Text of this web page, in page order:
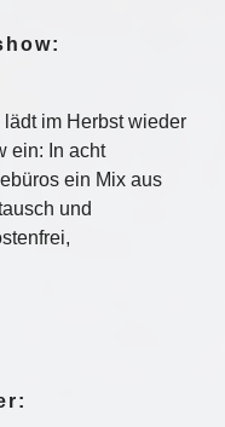
im Herbst wieder
ein: In acht
ein Mix aus
und